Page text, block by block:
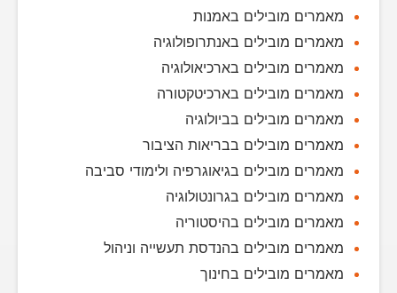
מאמרים מובילים באמנות
מאמרים מובילים באנתרופולוגיה
מאמרים מובילים בארכיאולוגיה
מאמרים מובילים בארכיטקטורה
מאמרים מובילים בביולוגיה
מאמרים מובילים בבריאות הציבור
מאמרים מובילים בגיאוגרפיה ולימודי סביבה
מאמרים מובילים בגרונטולוגיה
מאמרים מובילים בהיסטוריה
מאמרים מובילים בהנדסת תעשייה וניהול
מאמרים מובילים בחינוך